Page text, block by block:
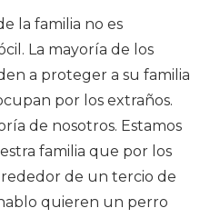
la familia no es
La mayoría de los
a proteger a su familia
por los extraños.
de nosotros. Estamos
familia que por los
de un tercio de
quieren un perro